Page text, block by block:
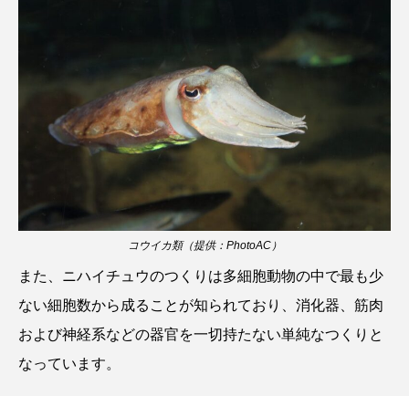
カガミガイ カキ
カクレクマノミ カゴカマス
カタボシイワシ カツオ カニ
カブトクラゲ
カレイ カワウソ カワハギ
カワバタモロコ カワムツ ガラ・ルファ
キビナゴ
コウイカ類（提供：PhotoAC）
また、ニハイチュウのつくりは多細胞動物の中で最も少
ない細胞数から成ることが知られており、消化器、筋肉
および神経系などの器官を一切持たない単純なつくりと
なっています。